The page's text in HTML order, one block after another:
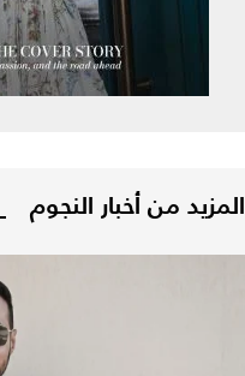
المزيد من أخبار النجوم